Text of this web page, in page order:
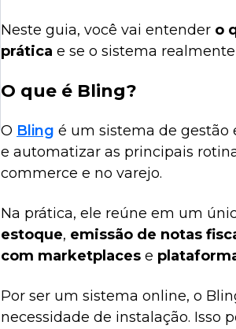
Neste guia, você vai entender o
prática e se o sistema
O que é Bling?
O Bling é um sistema de gestão
e automatizar as principais
commerce e no varejo.
Na prática, ele reúne em um
estoque, emissão de notas
com marketplaces e
Por ser um sistema online, o
necessidade de instalação. Isso